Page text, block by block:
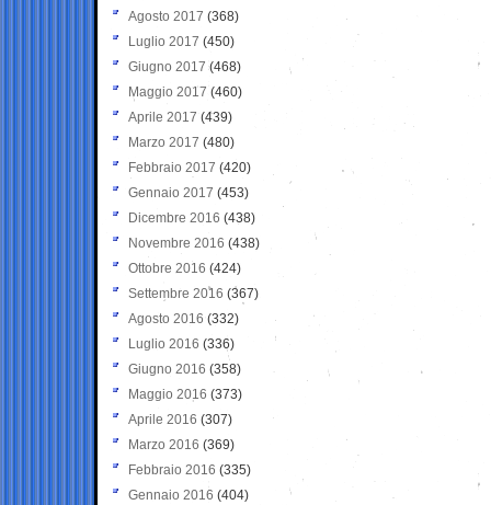
Agosto 2017 (368)
Luglio 2017 (450)
Giugno 2017 (468)
Maggio 2017 (460)
Aprile 2017 (439)
Marzo 2017 (480)
Febbraio 2017 (420)
Gennaio 2017 (453)
Dicembre 2016 (438)
Novembre 2016 (438)
Ottobre 2016 (424)
Settembre 2016 (367)
Agosto 2016 (332)
Luglio 2016 (336)
Giugno 2016 (358)
Maggio 2016 (373)
Aprile 2016 (307)
Marzo 2016 (369)
Febbraio 2016 (335)
Gennaio 2016 (404)